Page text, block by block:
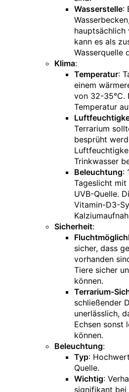
Wasserstelle:
kann es als
Wasserquelle
Klima:
Temperatur:
einem
von 32-35°C.
Temperatur
Terrarium
besprüht
Trinkwasser
Beleuchtung:
Tageslicht
UVB-Quelle.
Vitamin-D3-
Sicherheit:
sicher, dass
vorhanden
Tiere sicher
können.
Terrarium-
schließender
unerlässlich,
Echsen sonst
können.
Beleuchtung:
Typ:
Quelle.
Wichtig:
signifikant bei